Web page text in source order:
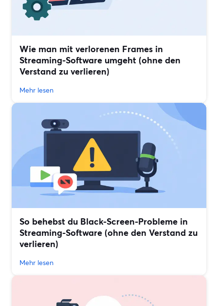
Wie man mit verlorenen Frames in
Streaming-Software umgeht (ohne den
Verstand zu verlieren)
Mehr lesen
So behebst du Black-Screen-Probleme in
Streaming-Software (ohne den Verstand zu
verlieren)
Mehr lesen